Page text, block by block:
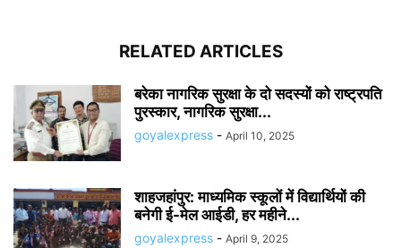
RELATED ARTICLES
बरेका नागरिक सुरक्षा के दो सदस्यों को राष्ट्रपति
पुरस्कार, नागरिक सुरक्षा...
goyalexpress - April 10, 2025
शाहजहांपुर: माध्यमिक स्कूलाें में विद्यार्थियों की
बनेगी ई-मेल आईडी, हर महीने...
goyalexpress - April 9, 2025